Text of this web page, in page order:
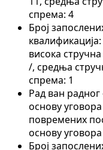
спрема: 4
Број
квалификација:
висока
/, средња
спрема: 1
Рад ван
основу
повремених
основу уговора
Број